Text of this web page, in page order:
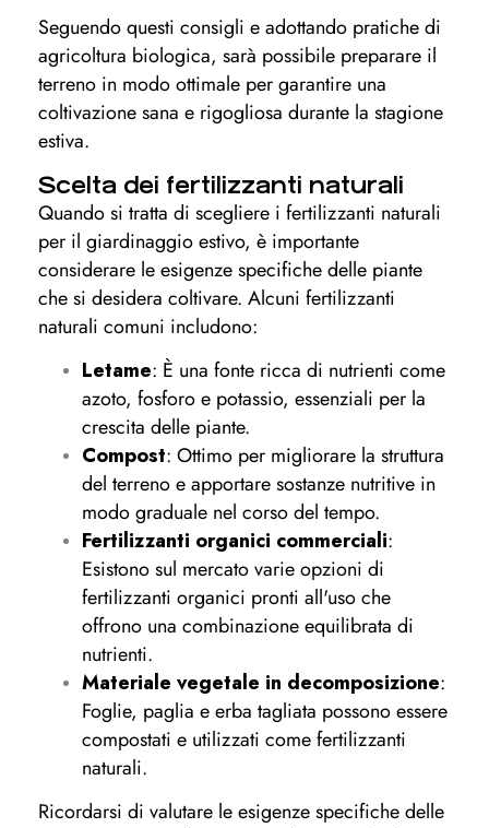
Seguendo questi consigli e adottando pratiche di
agricoltura biologica, sarà possibile preparare il
terreno in modo ottimale per garantire una
coltivazione sana e rigogliosa durante la stagione
estiva.
Scelta dei fertilizzanti naturali
Quando si tratta di scegliere i fertilizzanti naturali
per il giardinaggio estivo, è importante
considerare le esigenze specifiche delle piante
che si desidera coltivare. Alcuni fertilizzanti
naturali comuni includono:
Letame: È una fonte ricca di nutrienti come
azoto, fosforo e potassio, essenziali per la
crescita delle piante.
Compost: Ottimo per migliorare la struttura
del terreno e apportare sostanze nutritive in
modo graduale nel corso del tempo.
Fertilizzanti organici commerciali:
Esistono sul mercato varie opzioni di
fertilizzanti organici pronti all'uso che
offrono una combinazione equilibrata di
nutrienti.
Materiale vegetale in decomposizione:
Foglie, paglia e erba tagliata possono essere
compostati e utilizzati come fertilizzanti
naturali.
Ricordarsi di valutare le esigenze specifiche delle